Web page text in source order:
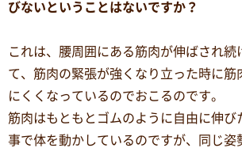
びないということはないですか？
これは、腰周囲にある筋肉が伸ばされ続
て、筋肉の緊張が強くなり立った時に筋
にくくなっているのでおこるのです。
筋肉はもともとゴムのように自由に伸び
事で体を動かしているのですが、同じ姿